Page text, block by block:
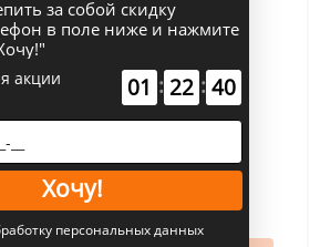
S/CSH-12DB-S Grace Silver
35 м
за собой скидку
в поле ниже и нажмите
акции 01 : 22 : 39
Хочу!
персональных данных